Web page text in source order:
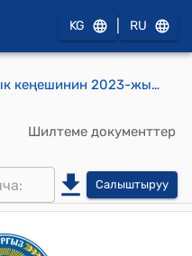
KG RU
Ак-Дөбө айылдык кеңешинин 2023-жылдыфн 25-февралы № 40 "Мамлекеттик мүлк фондунун жерлеринин ижара акысынын негизги ставкаларын бекитүү жөнүндө" токтому
Шилтеме документтер
Салыштыруу